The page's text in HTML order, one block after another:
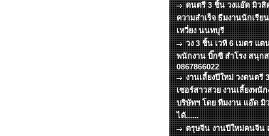
ดนตรี 3 ชิ้น วงแอ๊ด มิวสิ
ความสำเร็จ ธีมงานนักเรีย
เหวี่ยง นนทบุรี
วง 3 ชิ้น เวที 6 เมตร แด
พนักงาน บิ๊กซี สำโรง สนุก
0867866022
งานเลี้ยงปีใหม่ วงดนต
เซอร์สาวสวย งานเลี้ยงพนั
บริษัทฯ โดย ทีมงาน แอ๊ด มิ
ได้......
ตรุษจีน งานปีใหม่คนจีน